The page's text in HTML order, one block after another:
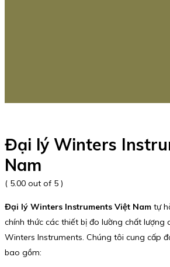
Đại lý Winters
Nam
( 5.00 out of 5 )
Đại lý Winters Instruments Việt Nam tự
chính thức các thiết bị đo lường chất lượng
Winters Instruments. Chúng tôi cung cấp
bao gồm: